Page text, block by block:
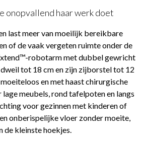
onopvallend haar werk doet
last meer van moeilijk bereikbare
of de vaak vergeten ruimte onder de
robotarm met dubbel gewricht
tot 18 cm en zijn zijborstel tot 12
en met haast chirurgische
meubels, rond tafelpoten en langs
voor gezinnen met kinderen of
onberispelijke vloer zonder moeite,
de kleinste hoekjes.